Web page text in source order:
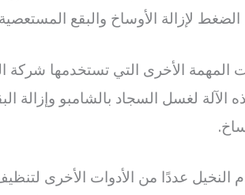
الضغط لإزالة الأوساخ والبقع
المهمة الأخرى التي تستخدمها شركة
الآلة لغسل السجاد بالشامبو وإزالة
النخيل عددًا من الأدوات الأخرى